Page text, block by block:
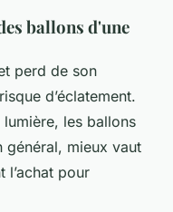
ballons d'une
perd de son
d’éclatement.
lumière, les ballons
général, mieux vaut
l’achat pour